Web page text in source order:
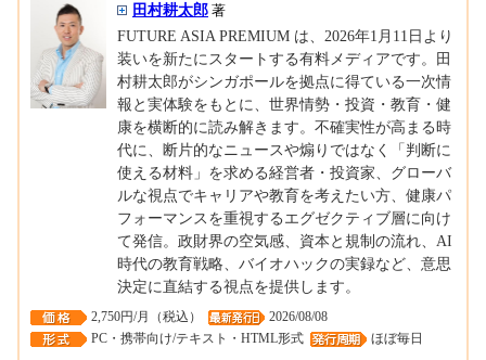
田村耕太郎 著
FUTURE ASIA PREMIUM は、2026年1月11日より
装いを新たにスタートする有料メディアです。田
村耕太郎がシンガポールを拠点に得ている一次情
報と実体験をもとに、世界情勢・投資・教育・健
康を横断的に読み解きます。不確実性が高まる時
代に、断片的なニュースや煽りではなく「判断に
使える材料」を求める経営者・投資家、グローバ
ルな視点でキャリアや教育を考えたい方、健康パ
フォーマンスを重視するエグゼクティブ層に向け
て発信。政財界の空気感、資本と規制の流れ、AI
時代の教育戦略、バイオハックの実録など、意思
決定に直結する視点を提供します。
2,750円/月（税込）
2026/08/08
PC・携帯向け/テキスト・HTML形式
ほぼ毎日